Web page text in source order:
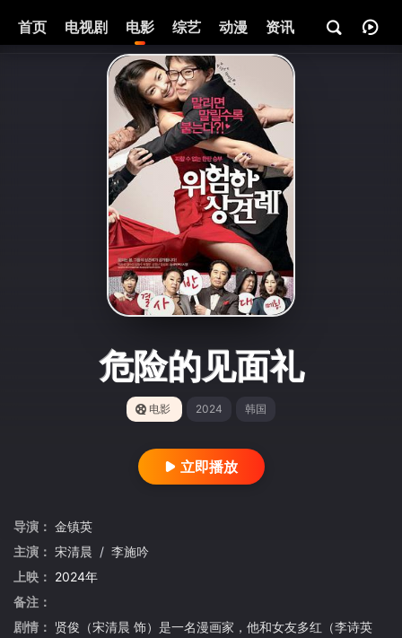
首页 电视剧 电影 综艺 动漫 资讯
危险的见面礼
电影 2024 韩国
立即播放
导演： 金镇英
主演： 宋清晨 / 李施吟
上映： 2024年
备注：
剧情： 贤俊（宋清晨 饰）是一名漫画家，他和女友多红（李诗英